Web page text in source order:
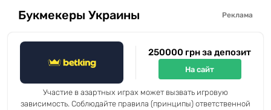
Букмекеры Украины Реклама
250000 грн за депозит
На сайт
Участие в азартных играх может вызвать игровую
зависимость. Соблюдайте правила (принципы) ответственной